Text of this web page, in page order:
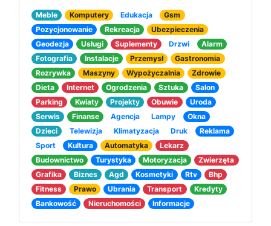
Meble Komputery Edukacja
Gsm
Pozycjonowanie
Rekreacja
Ubezpieczenia
Geodezja
Usługi Suplementy Drzwi
Alarm
Fotografia
Instalacje Przemysł
Gastronomia
Rozrywka
Maszyny Wypożyczalnia
Zdrowie
Dieta
Internet Ogrodzenia Sztuka
Salon
Parking
Kwiaty Projekty Obuwie
Uroda
Serwis
Finanse Agencja Lampy
Okna
Dzieci
Telewizja Klimatyzacja Druk
Reklama
Sport
Kultura Automatyka
Lekarz
Budownictwo
Turystyka Motoryzacja
Zwierzęta
Grafika
Biznes Agd Kosmetyki Rtv
Bhp
Fitness
Prawo Ubrania Transport
Kredyty
Bankowość
Nieruchomości Informacje